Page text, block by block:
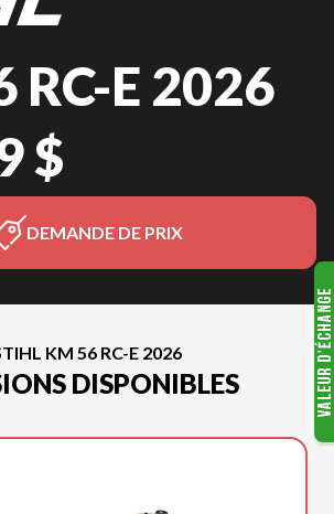
RC-E 2026
$
DEMANDE DE PRIX
KM 56 RC-E 2026
DISPONIBLES